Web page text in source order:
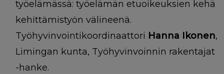
työelämässä: työelämän etuoikeuksien kehä
kehittämistyön välineenä.
Työhyvinvointikoordinaattori Hanna Ikonen,
Limingan kunta, Työhyvinvoinnin rakentajat
-hanke.